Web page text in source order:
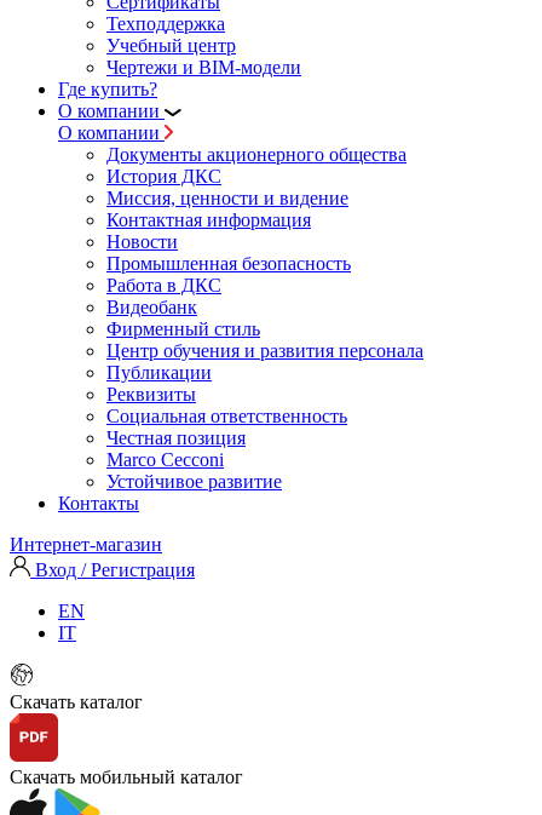
Техподдержка
Учебный центр
Чертежи и BIM-модели
Где купить?
О компании
О компании
Документы акционерного общества
История ДКС
Миссия, ценности и видение
Контактная информация
Новости
Промышленная безопасность
Работа в ДКС
Видеобанк
Фирменный стиль
Центр обучения и развития персонала
Публикации
Реквизиты
Социальная ответственность
Честная позиция
Marco Cecconi
Устойчивое развитие
Контакты
Интернет-магазин
Вход / Регистрация
EN
IT
Скачать каталог
Скачать мобильный каталог